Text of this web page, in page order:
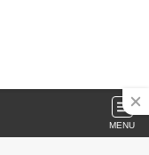
MENU